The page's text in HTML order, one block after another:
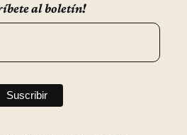
al boletín!